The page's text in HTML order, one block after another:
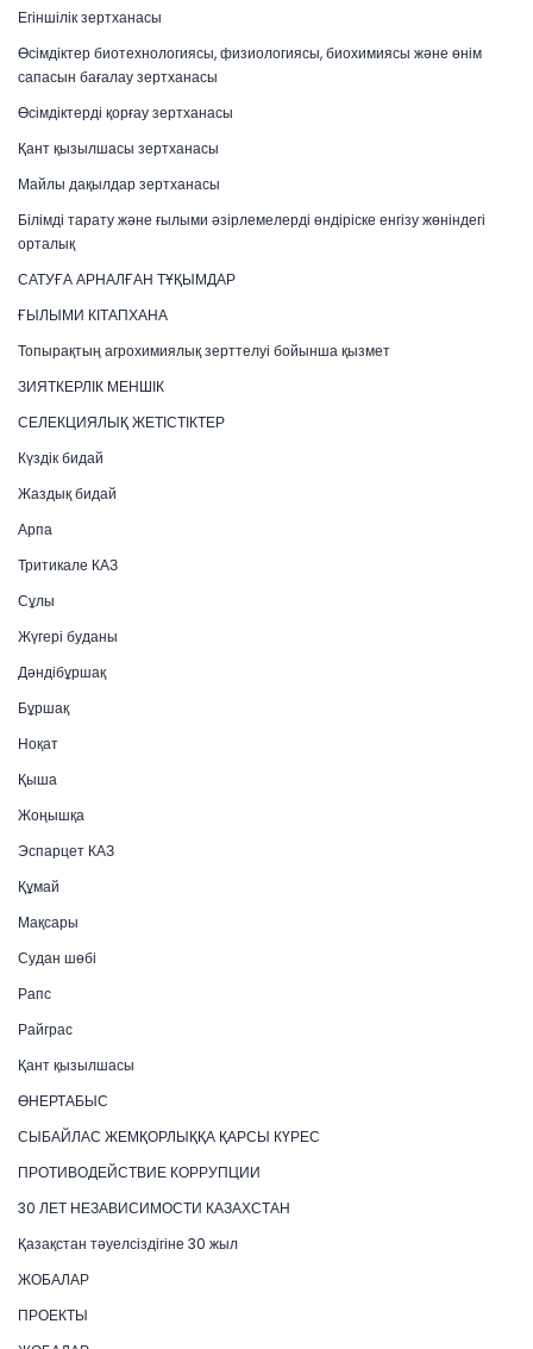
Егіншілік зертханасы
Өсімдіктер биотехнологиясы, физиологиясы, биохимиясы және өнім
сапасын бағалау зертханасы
Өсімдіктерді қорғау зертханасы
Қант қызылшасы зертханасы
Майлы дақылдар зертханасы
Білімді тарату және ғылыми әзірлемелерді өндіріске енгізу жөніндегі
орталық
САТУҒА АРНАЛҒАН ТҰҚЫМДАР
ҒЫЛЫМИ КІТАПХАНА
Топырақтың агрохимиялық зерттелуі бойынша қызмет
ЗИЯТКЕРЛІК МЕНШІК
СЕЛЕКЦИЯЛЫҚ ЖЕТІСТІКТЕР
Күздік бидай
Жаздық бидай
Арпа
Тритикале КАЗ
Сұлы
Жүгері буданы
Дәндібұршақ
Бұршақ
Ноқат
Қыша
Жоңышқа
Эспарцет КАЗ
Құмай
Мақсары
Судан шөбі
Рапс
Райграс
Қант қызылшасы
ӨНЕРТАБЫС
СЫБАЙЛАС ЖЕМҚОРЛЫҚҚА ҚАРСЫ КҮРЕС
ПРОТИВОДЕЙСТВИЕ КОРРУПЦИИ
30 ЛЕТ НЕЗАВИСИМОСТИ КАЗАХСТАН
Қазақстан тәуелсіздігіне 30 жыл
ЖОБАЛАР
ПРОЕКТЫ